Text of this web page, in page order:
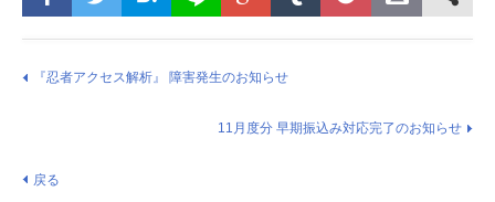
『忍者アクセス解析』 障害発生のお知らせ
11月度分 早期振込み対応完了のお知らせ
戻る